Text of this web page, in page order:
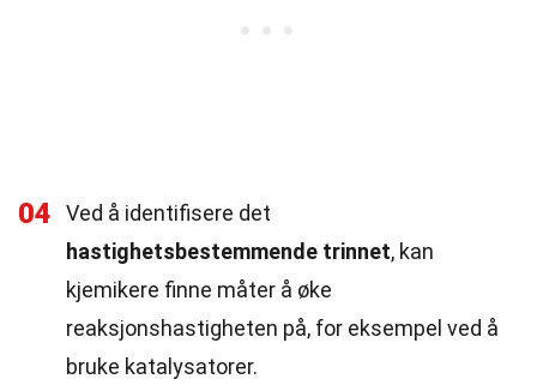
04
Ved å identifisere det
hastighetsbestemmende trinnet, kan
kjemikere finne måter å øke
reaksjonshastigheten på, for eksempel ved å
bruke katalysatorer.